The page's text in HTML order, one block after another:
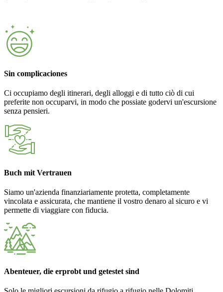
Sin complicaciones
Ci occupiamo degli itinerari, degli alloggi e di tutto ciò di cui
preferite non occuparvi, in modo che possiate godervi un'escursione
senza pensieri.
Buch mit Vertrauen
Siamo un'azienda finanziariamente protetta, completamente
vincolata e assicurata, che mantiene il vostro denaro al sicuro e vi
permette di viaggiare con fiducia.
Abenteuer, die erprobt und getestet sind